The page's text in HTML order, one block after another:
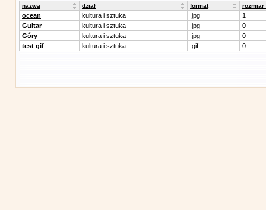
nazwa dział format rozmiar
ocean kultura i sztuka .jpg
1
Guitar
kultura i sztuka .jpg
0
Góry
kultura i sztuka .jpg
0
test gif
kultura i sztuka .gif 0